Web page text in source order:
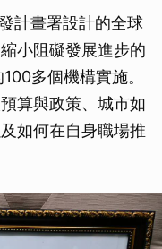
計畫署設計的全球
小阻礙發展進步的
多個機構實施。
算與政策、城市如
如何在自身職場推